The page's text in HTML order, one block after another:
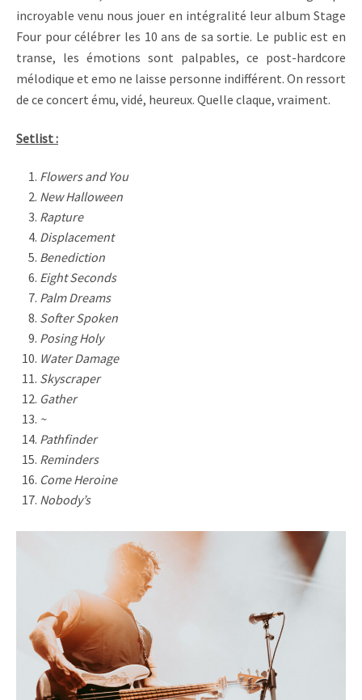
incroyable venu nous jouer en intégralité leur album Stage
Four pour célébrer les 10 ans de sa sortie. Le public est en
transe, les émotions sont palpables, ce post-hardcore
mélodique et emo ne laisse personne indifférent. On ressort
de ce concert ému, vidé, heureux. Quelle claque, vraiment.
Setlist :
Flowers and You
New Halloween
Rapture
Displacement
Benediction
Eight Seconds
Palm Dreams
Softer Spoken
Posing Holy
Water Damage
Skyscraper
Gather
~
Pathfinder
Reminders
Come Heroine
Nobody’s